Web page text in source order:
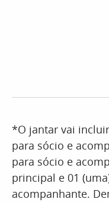
*O jantar vai
para sócio e
para sócio e
principal e 01
acompanhante.